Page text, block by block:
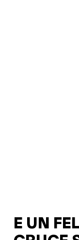
E UN